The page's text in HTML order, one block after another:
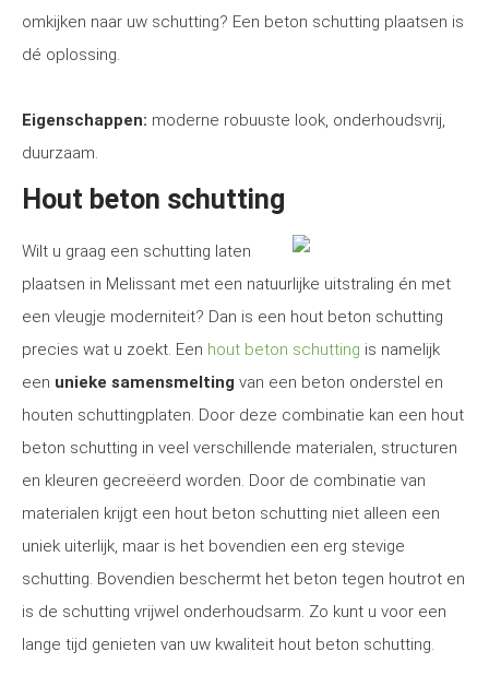
omkijken naar uw schutting? Een beton schutting plaatsen is
dé oplossing.
Eigenschappen: moderne robuuste look, onderhoudsvrij,
duurzaam.
Hout beton schutting
Wilt u graag een schutting laten
plaatsen in Melissant met een natuurlijke uitstraling én met
een vleugje moderniteit? Dan is een hout beton schutting
precies wat u zoekt. Een hout beton schutting is namelijk
een unieke samensmelting van een beton onderstel en
houten schuttingplaten. Door deze combinatie kan een hout
beton schutting in veel verschillende materialen, structuren
en kleuren gecreëerd worden. Door de combinatie van
materialen krijgt een hout beton schutting niet alleen een
uniek uiterlijk, maar is het bovendien een erg stevige
schutting. Bovendien beschermt het beton tegen houtrot en
is de schutting vrijwel onderhoudsarm. Zo kunt u voor een
lange tijd genieten van uw kwaliteit hout beton schutting.